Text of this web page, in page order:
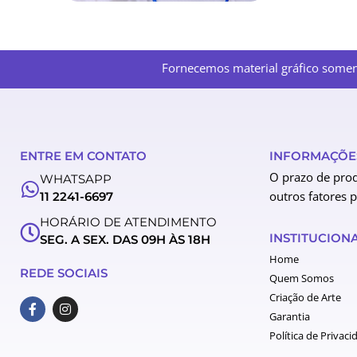
Fornecemos material gráfico
ENTRE EM CONTATO
WHATSAPP
11 2241-6697
HORÁRIO DE ATENDIMENTO
SEG. A SEX. DAS 09H ÀS 18H
REDE SOCIAIS
F
a
c
I
n
s
O prazo de
outros fatores
Home
Quem Somos
Criação de Arte
Garantia
Política de